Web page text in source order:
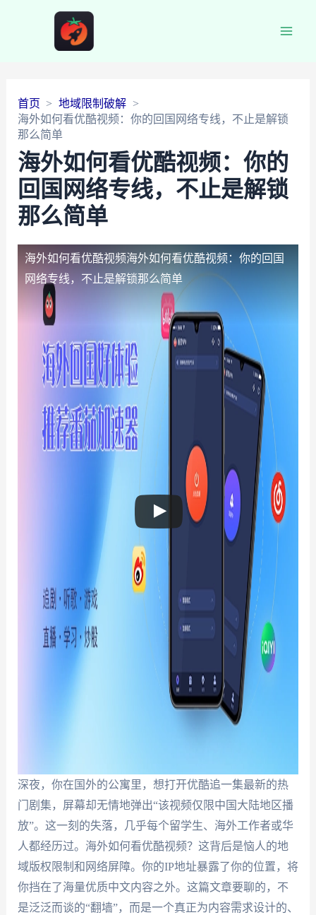
首页
地域限制破解
海外如何看优酷视频：你的回国网络专线，不止是解锁
那么简单
海外如何看优酷视频：你的
回国网络专线，不止是解锁
那么简单
海外如何看优酷视频海外如何看优酷视频：你的回国
网络专线，不止是解锁那么简单
深夜，你在国外的公寓里，想打开优酷追一集最新的热
门剧集，屏幕却无情地弹出“该视频仅限中国大陆地区播
放”。这一刻的失落，几乎每个留学生、海外工作者或华
人都经历过。海外如何看优酷视频？这背后是恼人的地
域版权限制和网络屏障。你的IP地址暴露了你的位置，将
你挡在了海量优质中文内容之外。这篇文章要聊的，不
是泛泛而谈的“翻墙”，而是一个真正为内容需求设计的、